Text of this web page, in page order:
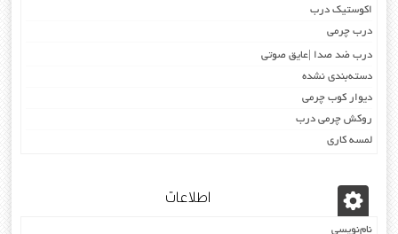
اکوستیک درب
درب چرمی
درب ضد صدا |عایق صوتی
دسته‌بندی نشده
دیوار کوب چرمی
روکش چرمی درب
لمسه کاری
اطلاعات
نام‌نویسی